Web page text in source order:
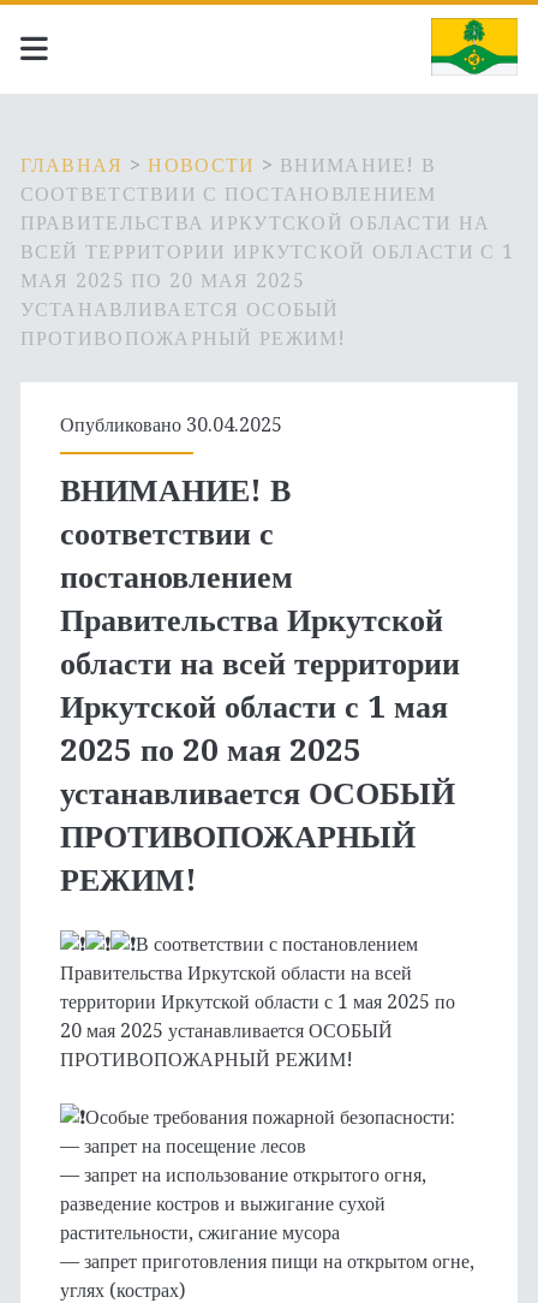
ГЛАВНАЯ >НОВОСТИ > ВНИМАНИЕ! В
СООТВЕТСТВИИ С ПОСТАНОВЛЕНИЕМ
ПРАВИТЕЛЬСТВА ИРКУТСКОЙ ОБЛАСТИ НА
ВСЕЙ ТЕРРИТОРИИ ИРКУТСКОЙ ОБЛАСТИ С 1
МАЯ 2025 ПО 20 МАЯ 2025
УСТАНАВЛИВАЕТСЯ ОСОБЫЙ
ПРОТИВОПОЖАРНЫЙ РЕЖИМ!
Опубликовано 30.04.2025
ВНИМАНИЕ! В
соответствии с
постановлением
Правительства Иркутской
области на всей территории
Иркутской области с 1 мая
2025 по 20 мая 2025
устанавливается ОСОБЫЙ
ПРОТИВОПОЖАРНЫЙ
РЕЖИМ!
В соответствии с постановлением
Правительства Иркутской области на всей
территории Иркутской области с 1 мая 2025 по
20 мая 2025 устанавливается ОСОБЫЙ
ПРОТИВОПОЖАРНЫЙ РЕЖИМ!
Особые требования пожарной безопасности:
— запрет на посещение лесов
— запрет на использование открытого огня,
разведение костров и выжигание сухой
растительности, сжигание мусора
— запрет приготовления пищи на открытом огне,
углях (кострах)